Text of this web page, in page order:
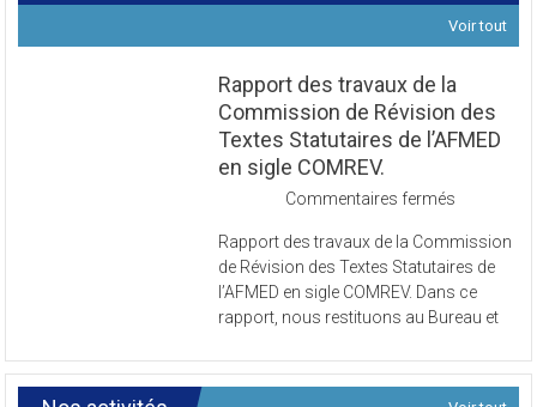
Voir tout
Rapport des travaux de la
Commission de Révision des
Textes Statutaires de l’AFMED
en sigle COMREV.
Commentaires fermés
des
travaux
de
la
de
Révision
Rapport des travaux de la Commission
de Révision des Textes Statutaires de
l’AFMED en sigle COMREV. Dans ce
rapport, nous restituons au Bureau et